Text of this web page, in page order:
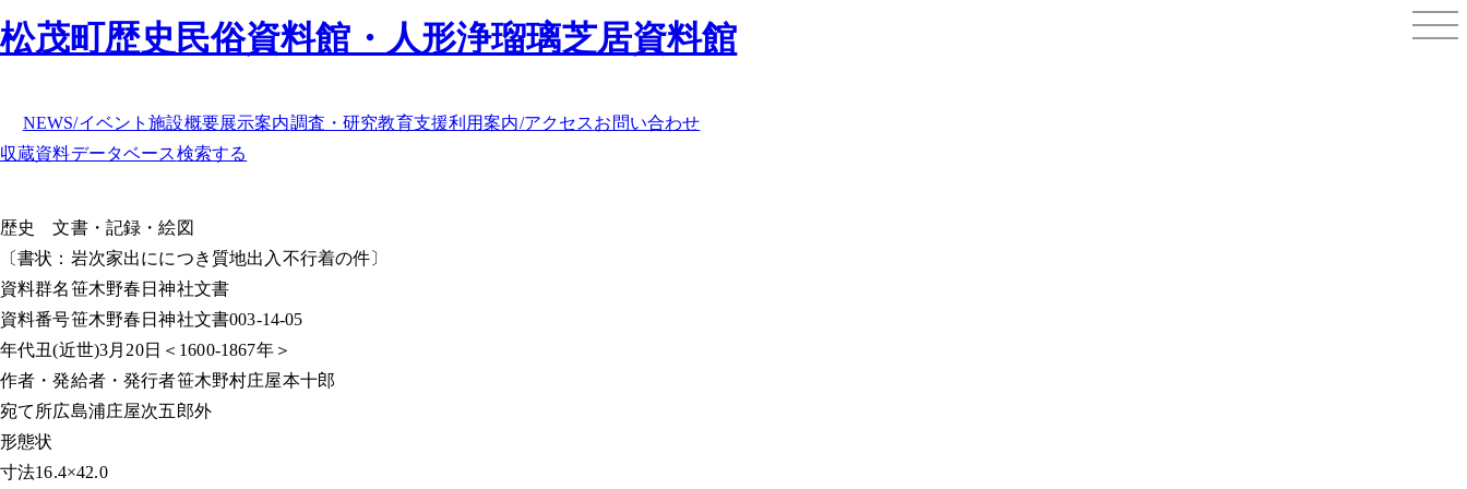
松茂町歴史民俗資料館・人形浄瑠璃芝居資料館
NEWS/イベント施設概要展示案内調査・研究教育支援利用案内/アクセスお問い合わせ
収蔵資料データベース検索する
歴史
文書・記録・絵図
〔書状：岩次家出ににつき質地出入不行着の件〕
資料群名笹木野春日神社文書
資料番号笹木野春日神社文書003-14-05
年代丑(近世)3月20日＜1600-1867年＞
作者・発給者・発行者笹木野村庄屋本十郎
宛て所広島浦庄屋次五郎外
形態状
寸法16.4×42.0